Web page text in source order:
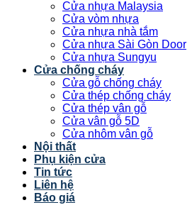
Cửa nhựa Malaysia
Cửa vòm nhựa
Cửa nhựa nhà tắm
Cửa nhựa Sài Gòn Door
Cửa nhựa Sungyu
Cửa chống cháy
Cửa gỗ chống cháy
Cửa thép chống cháy
Cửa thép vân gỗ
Cửa vân gỗ 5D
Cửa nhôm vân gỗ
Nội thất
Phụ kiện cửa
Tin tức
Liên hệ
Báo giá